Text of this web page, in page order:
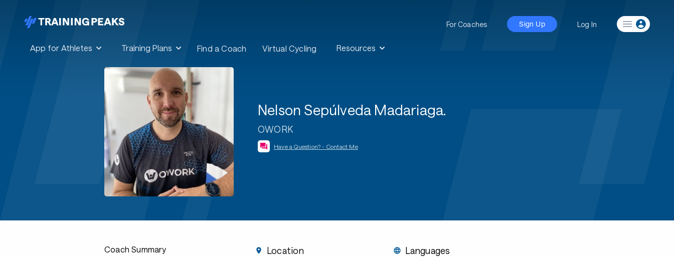
App for Athletes Training Plans Find a Coach Virtual Cycling Resources
For Coaches Sign Up Log In
Nelson Sepúlveda Madariaga.
OWORK
Have a Question? - Contact Me
Coach Summary Location Languages